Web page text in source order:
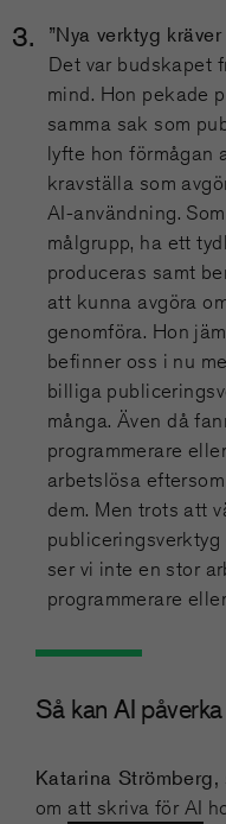
”Nya verktyg
Det var budskapet
mind. Hon pekade
samma sak som
lyfte hon förmågan
kravställa som
AI-användning.
målgrupp, ha ett
produceras samt
att kunna avgöra
genomföra. Hon
befinner oss i nu
billiga
många. Även då
programmerare
arbetslösa
dem. Men trots att
ser vi inte en stor
programmerare
Så kan AI
Katarina Strömberg,
om att skriva för AI